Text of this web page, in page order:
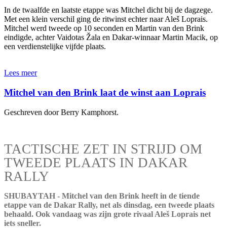
In de twaalfde en laatste etappe was Mitchel dicht bij de dagzege.
Met een klein verschil ging de ritwinst echter naar Aleš Loprais.
Mitchel werd tweede op 10 seconden en Martin van den Brink
eindigde, achter Vaidotas Žala en Dakar-winnaar Martin Macik, op
een verdienstelijke vijfde plaats.
Lees meer
Mitchel van den Brink laat de winst aan Loprais
Geschreven door Berry Kamphorst.
TACTISCHE ZET IN STRIJD OM
TWEEDE PLAATS IN DAKAR
RALLY
SHUBAYTAH - Mitchel van den Brink heeft in de tiende
etappe van de Dakar Rally, net als dinsdag, een tweede plaats
behaald. Ook vandaag was zijn grote rivaal Aleš Loprais net
iets sneller.